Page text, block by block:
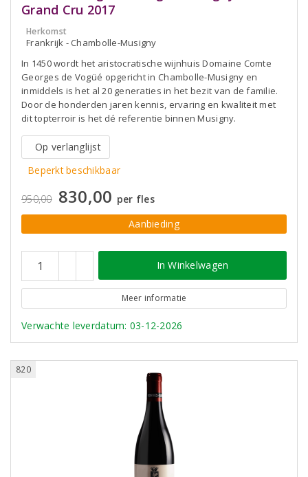
Grand Cru 2017
Herkomst
Frankrijk - Chambolle-Musigny
In 1450 wordt het aristocratische wijnhuis Domaine Comte
Georges de Vogüé opgericht in Chambolle-Musigny en
inmiddels is het al 20 generaties in het bezit van de familie.
Door de honderden jaren kennis, ervaring en kwaliteit met
dit topterroir is het dé referentie binnen Musigny.
Op verlanglijst
Beperkt beschikbaar
950,00 830,00 per fles
Aanbieding
In Winkelwagen
Meer informatie
Verwachte leverdatum: 03-12-2026
820